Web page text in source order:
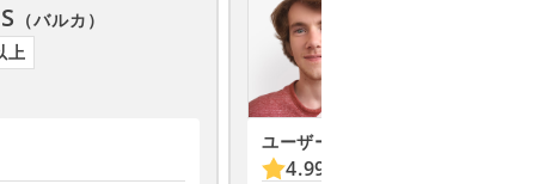
（バルカ）
上
ユーザーの評価
4.99